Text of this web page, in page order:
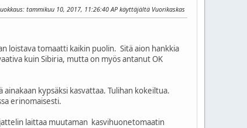
: tammikuu 10, 2017, 11:26:40 AP käyttäjältä Vuorikaskas
loistava tomaatti kaikin puolin. Sitä aion hankkia
kuin Sibiria, mutta on myös antanut OK
kypsäksi kasvattaa. Tulihan kokeiltua.
erinomaisesti.
laittaa muutaman kasvihuonetomaatin